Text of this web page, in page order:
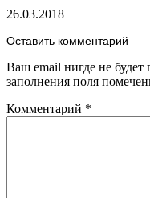
26.03.2018
Оставить комментарий
Ваш email нигде не будет
заполнения поля
Комментарий *